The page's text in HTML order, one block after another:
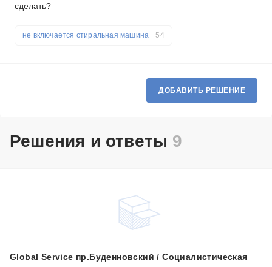
сделать?
не включается стиральная машина 54
ДОБАВИТЬ РЕШЕНИЕ
Решения и ответы 9
Global Service пр.Буденновский / Социалистическая